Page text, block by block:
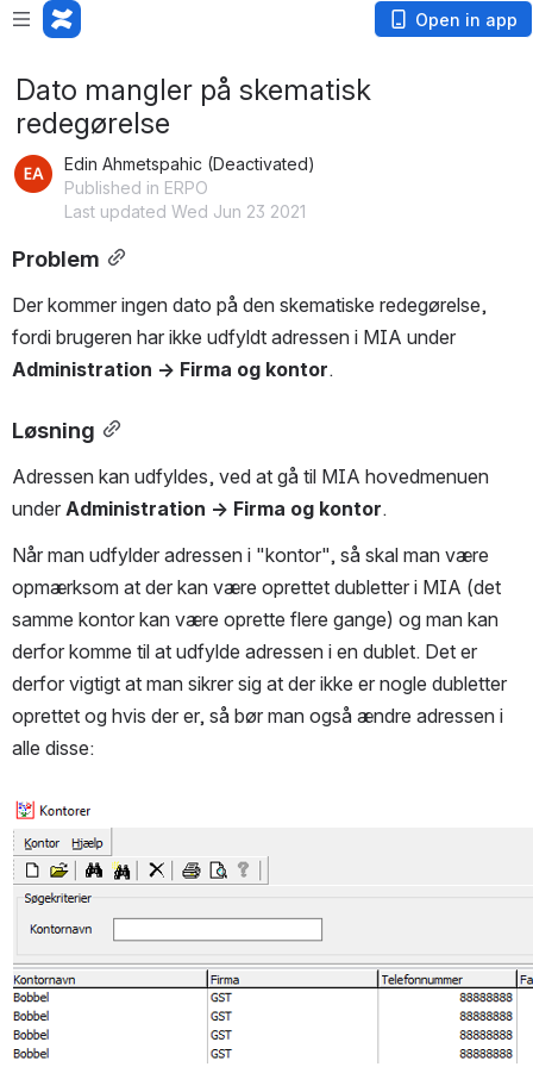
Open in app
Dato mangler på skematisk
redegørelse
Edin Ahmetspahic (Deactivated)
Published in ERPO
Last updated Wed Jun 23 2021
Problem
Der kommer ingen dato på den skematiske redegørelse,
Administration → Firma og kontor.
Løsning
Adressen kan udfyldes, ved at gå til MIA hovedmenuen
under Administration → Firma og kontor.
Når man udfylder adressen i "kontor", så skal man være
opmærksom at der kan være oprettet dubletter i MIA (det
samme kontor kan være oprette flere gange) og man kan
derfor komme til at udfylde adressen i en dublet. Det er
derfor vigtigt at man sikrer sig at der ikke er nogle dubletter
oprettet og hvis der er, så bør man også ændre adressen i
alle disse: